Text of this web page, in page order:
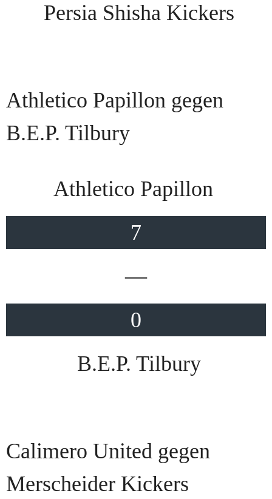
Persia Shisha Kickers
Athletico Papillon gegen
B.E.P. Tilbury
Athletico Papillon
7
—
0
B.E.P. Tilbury
Calimero United gegen
Merscheider Kickers